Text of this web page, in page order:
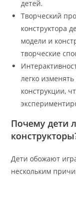
детей.
Творческий
конструктора
модели и
творческие
легко
конструкции,
Почему дети
Дети обожают
нескольким